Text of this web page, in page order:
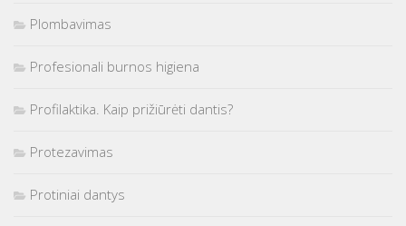
Plombavimas
Profesionali burnos higiena
Profilaktika. Kaip prižiūrėti dantis?
Protezavimas
Protiniai dantys